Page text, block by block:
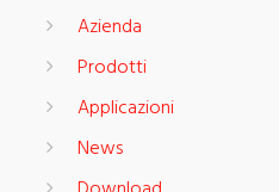
Azienda
Prodotti
Applicazioni
News